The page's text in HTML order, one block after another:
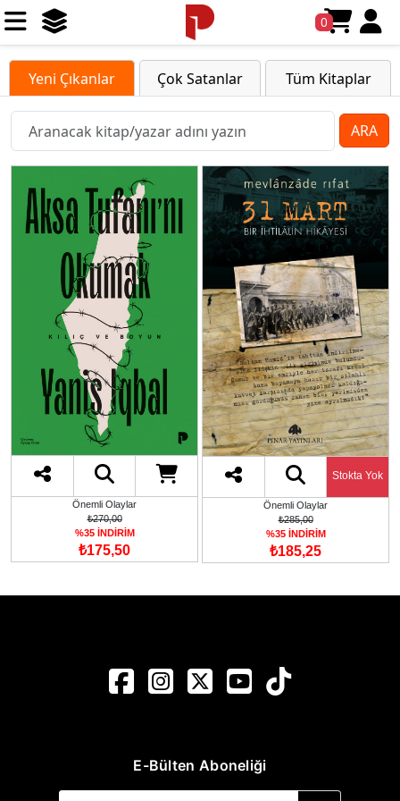
0
Yeni Çıkanlar Çok Satanlar Tüm Kitaplar
ARA
Önemli Olaylar
₺270,00
%35 İNDİRİM
₺175,50
Stokta Yok
Önemli Olaylar
₺285,00
%35 İNDİRİM
₺185,25
E-Bülten Aboneliği